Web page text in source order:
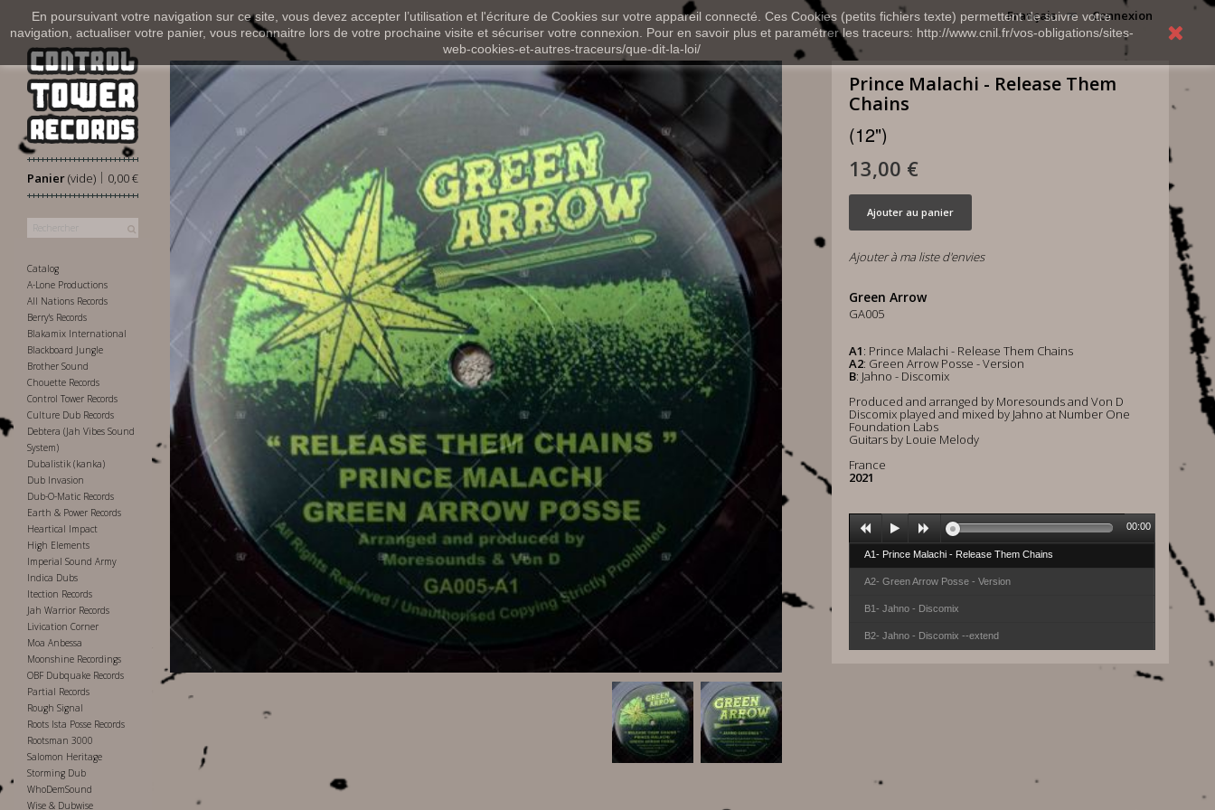
En poursuivant votre navigation sur ce site, vous devez accepter l’utilisation et l'écriture de Cookies sur votre appareil connecté. Ces Cookies (petits fichiers texte) permettent de suivre votre
navigation, actualiser votre panier, vous reconnaitre lors de votre prochaine visite et sécuriser votre connexion. Pour en savoir plus et paramétrer les traceurs: http://www.cnil.fr/vos-obligations/sites-
web-cookies-et-autres-traceurs/que-dit-la-loi/
Connexion
Français
Panier 0,00 €
|
(vide)
Catalog
A-Lone Productions
All Nations Records
Berry's Records
Blakamix International
Blackboard Jungle
Brother Sound
Chouette Records
Control Tower Records
Culture Dub Records
Debtera (Jah Vibes Sound
System)
Dubalistik (kanka)
Dub Invasion
Dub-O-Matic Records
Earth & Power Records
Heartical Impact
High Elements
Imperial Sound Army
Indica Dubs
Itection Records
Jah Warrior Records
Livication Corner
Moa Anbessa
Moonshine Recordings
OBF Dubquake Records
Partial Records
Rough Signal
Roots Ista Posse Records
Rootsman 3000
Salomon Heritage
Storming Dub
WhoDemSound
Wise & Dubwise
Prince Malachi - Release Them
Chains
(12")
13,00 €
Ajouter au panier
Ajouter à ma liste d'envies
Green Arrow
GA005
A1: Prince Malachi - Release Them Chains
A2: Green Arrow Posse - Version
B: Jahno - Discomix
Produced and arranged by Moresounds and Von D
Discomix played and mixed by Jahno at Number One
Foundation Labs
Guitars by Louie Melody
France
2021
A1- Prince Malachi - Release Them Chains
A2- Green Arrow Posse - Version
B1- Jahno - Discomix
B2- Jahno - Discomix --extend
00:00